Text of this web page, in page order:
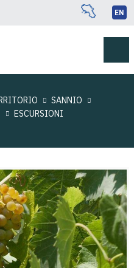
EN
SANNIO
ESCURSIONI